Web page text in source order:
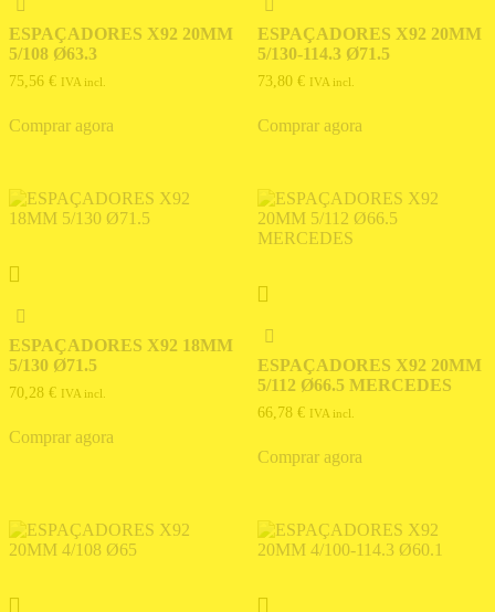
ESPAÇADORES X92 20MM
5/108 Ø63.3
75,56 € IVA incl.
Comprar agora
ESPAÇADORES X92 20MM
5/130-114.3 Ø71.5
73,80 € IVA incl.
Comprar agora
ESPAÇADORES X92 18MM
5/130 Ø71.5
70,28 € IVA incl.
Comprar agora
ESPAÇADORES X92 20MM
5/112 Ø66.5 MERCEDES
66,78 € IVA incl.
Comprar agora